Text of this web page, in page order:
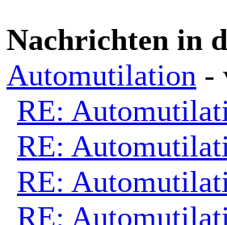
Nachrichten in
Automutilation -
RE:
RE:
RE:
RE: